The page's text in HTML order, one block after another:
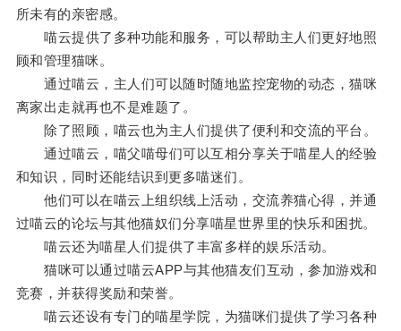
所未有的亲密感。
喵云提供了多种功能和服务，可以帮助主人们更好地照
顾和管理猫咪。
通过喵云，主人们可以随时随地监控宠物的动态，猫咪
离家出走就再也不是难题了。
除了照顾，喵云也为主人们提供了便利和交流的平台。
通过喵云，喵父喵母们可以互相分享关于喵星人的经验
和知识，同时还能结识到更多喵迷们。
他们可以在喵云上组织线上活动，交流养猫心得，并通
过喵云的论坛与其他猫奴们分享喵星世界里的快乐和困扰。
喵云还为喵星人们提供了丰富多样的娱乐活动。
猫咪可以通过喵云APP与其他猫友们互动，参加游戏和
竞赛，并获得奖励和荣誉。
喵云还设有专门的喵星学院，为猫咪们提供了学习各种